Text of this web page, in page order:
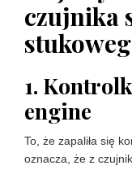
czujnika
1.
engine
To, że zapaliła się
oznacza, że z